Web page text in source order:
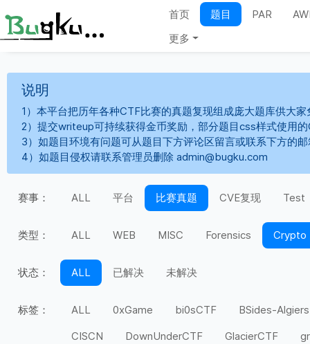
首页 题目 PAR
更多
说明
1）本平台把历年各种CTF比赛的真题复现组成庞大题库供大
2）提交writeup可持续获得金币奖励，部分题目css样式使用
3）如题目环境有问题可从题目下方评论区留言或联系下方的
4）如题目侵权请联系管理员删除 admin@bugku.com
赛事： ALL 平台 比赛真题 CVE复现 Test
类型： ALL WEB MISC Forensics Crypto
状态： ALL 已解决 未解决
标签： ALL 0xGame bi0sCTF
BSides-Algiers
CISCN
DownUnderCTF GlacierCTF